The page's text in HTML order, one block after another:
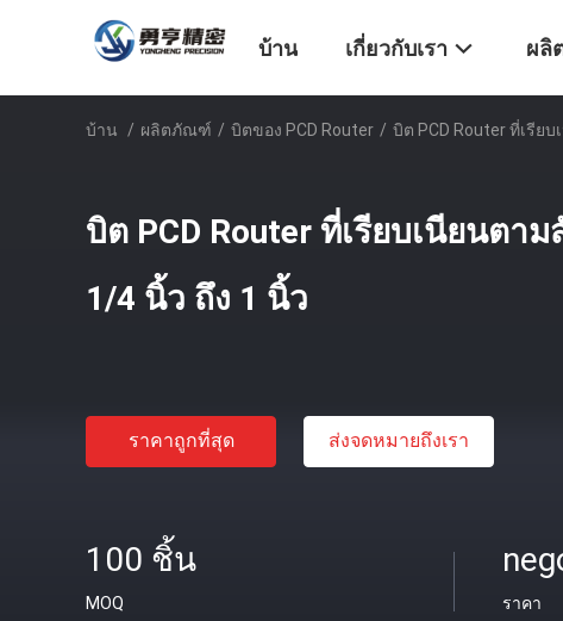
บ้าน เกี่ยวกับเรา ผลิ
บ้าน / ผลิตภัณฑ์ / บิตของ PCD Router / บิต PCD Router ที่เรีย
บิต PCD Router ที่เรียบเนียนตา
1/4 นิ้ว ถึง 1 นิ้ว
ราคาถูกที่สุด ส่งจดหมายถึงเรา
100 ชิ้น
MOQ ราคา